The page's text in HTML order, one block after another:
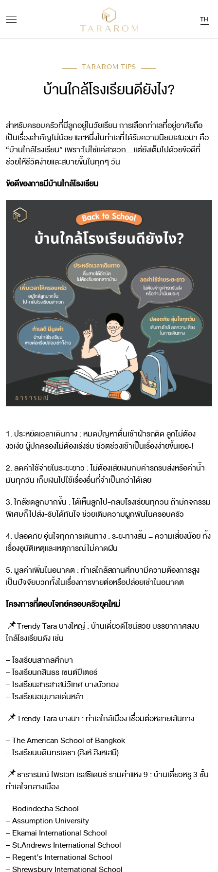
TH
TARAROM TIPS
บ้านใกล้โรงเรียนดียังไง?
สำหรับครอบครัวที่มีลูกอยู่ในวัยเรียน การเลือกทำเลที่อยู่อาศัยถือ
เป็นเรื่องสำคัญไม่น้อย และหนึ่งในทำเลที่ได้รับความนิยมเสมอมา คือ
“บ้านใกล้โรงเรียน” เพราะไม่ใช่แค่สะดวก…แต่ยังเต็มไปด้วยข้อดีที่
ช่วยให้ชีวิตง่ายและสบายขึ้นในทุกๆ วัน
ข้อดีของการมีบ้านใกล้โรงเรียน
1. ประหยัดเวลาเดินทาง : หมดปัญหาตื่นเช้าฝ่ารถติด ลูกไม่ต้อง
งัวเงีย ผู้ปกครองไม่ต้องเร่งรีบ ชีวิตช่วงเช้าเป็นเรื่องง่ายขึ้นเยอะ!
2. ลดค่าใช้จ่ายในระยะยาว : ไม่ต้องเสียเงินกับค่ารถรับส่งหรือค่าน้ำ
มันทุกวัน เก็บเงินไปใช้เรื่องอื่นที่จำเป็นกว่าได้เลย
3. ใกล้ชิดลูกมากขึ้น : ได้เห็นลูกไป-กลับโรงเรียนทุกวัน ถ้ามีกิจกรรม
พิเศษก็ไปส่ง-รับได้ทันใจ ช่วยเติมความผูกพันในครอบครัว
4. ปลอดภัย อุ่นใจทุกการเดินทาง : ระยะทางสั้น = ความเสี่ยงน้อย ทั้ง
เรื่องอุบัติเหตุและเหตุการณ์ไม่คาดฝัน
5. มูลค่าเพิ่มในอนาคต : ทำเลใกล้สถานศึกษามีความต้องการสูง
เป็นปัจจัยบวกทั้งในเรื่องการขายต่อหรือปล่อยเช่าในอนาคต
โครงการที่ตอบโจทย์ครอบครัวยุคใหม่
📌Trendy Tara บางใหญ่ : บ้านเดี่ยวดีไซน์สวย บรรยากาศสงบ
ใกล้โรงเรียนดัง เช่น
– โรงเรียนสากลศึกษา
– โรงเรียนกสินธร เซนต์ปีเตอร์
– โรงเรียนสารสาสน์วิเทศ บางบัวทอง
– โรงเรียนอนุบาลเด่นหล้า
📌Trendy Tara บางนา : ทำเลใกล้เมือง เชื่อมต่อหลายเส้นทาง
– The American School of Bangkok
– โรงเรียนบดินทรเดชา (สิงห์ สิงหเสนี)
📌ธารารมณ์ ไพรเวท เรสซิเดนซ์ รามคำแหง 9 : บ้านเดี่ยวหรู 3 ชั้น
ทำเลใจกลางเมือง
– Bodindecha School
– Assumption University
– Ekamai International School
– St.Andrews International School
– Regent’s International School